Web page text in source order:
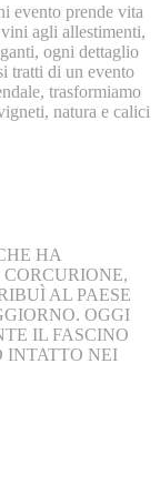
evento prende vita
agli allestimenti,
ogni dettaglio
tratti di un evento
trasformiamo
natura e calici
HA
AL PAESE
OGGI
IL FASCINO
INTATTO NEI